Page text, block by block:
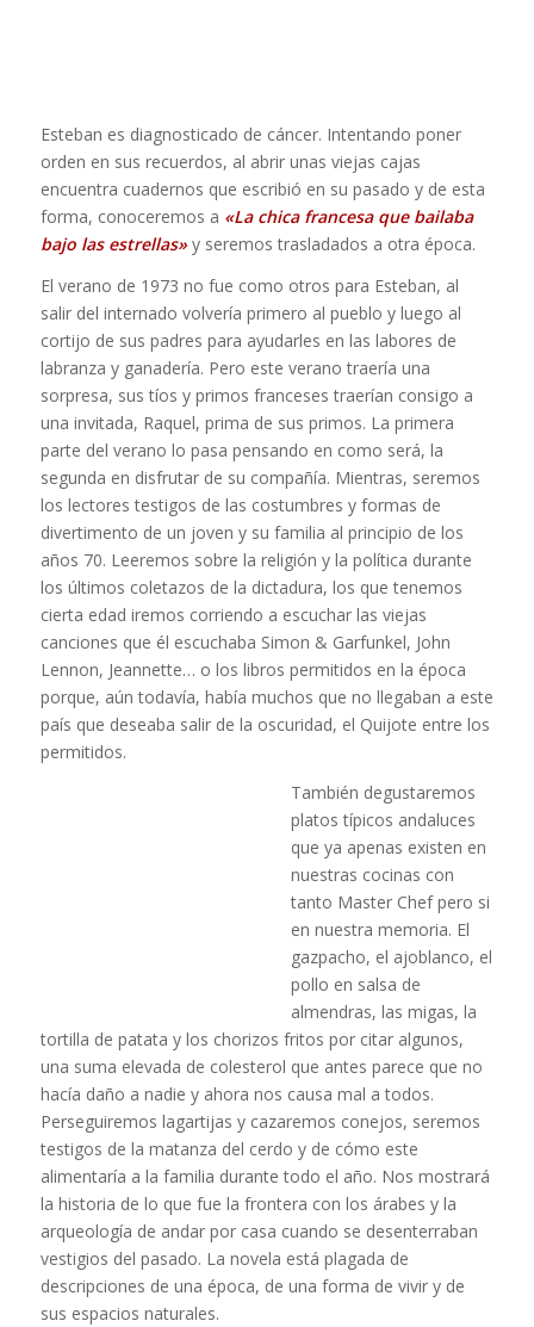
Esteban es diagnosticado de cáncer. Intentando poner
orden en sus recuerdos, al abrir unas viejas cajas
encuentra cuadernos que escribió en su pasado y de esta
forma, conoceremos a «La chica francesa que bailaba
bajo las estrellas»y seremos trasladados a otra época.
El verano de 1973 no fue como otros para Esteban, al
salir del internado volvería primero al pueblo y luego al
cortijo de sus padres para ayudarles en las labores de
labranza y ganadería. Pero este verano traería una
sorpresa, sus tíos y primos franceses traerían consigo a
una invitada, Raquel, prima de sus primos. La primera
parte del verano lo pasa pensando en como será, la
segunda en disfrutar de su compañía. Mientras, seremos
los lectores testigos de las costumbres y formas de
divertimento de un joven y su familia al principio de los
años 70. Leeremos sobre la religión y la política durante
los últimos coletazos de la dictadura, los que tenemos
cierta edad iremos corriendo a escuchar las viejas
canciones que él escuchaba Simon & Garfunkel, John
Lennon, Jeannette… o los libros permitidos en la época
porque, aún todavía, había muchos que no llegaban a este
país que deseaba salir de la oscuridad, el Quijote entre los
permitidos.
También degustaremos
platos típicos andaluces
que ya apenas existen en
nuestras cocinas con
tanto Master Chef pero si
en nuestra memoria. El
gazpacho, el ajoblanco, el
pollo en salsa de
almendras, las migas, la
tortilla de patata y los chorizos fritos por citar algunos,
una suma elevada de colesterol que antes parece que no
hacía daño a nadie y ahora nos causa mal a todos.
Perseguiremos lagartijas y cazaremos conejos, seremos
testigos de la matanza del cerdo y de cómo este
alimentaría a la familia durante todo el año. Nos mostrará
la historia de lo que fue la frontera con los árabes y la
arqueología de andar por casa cuando se desenterraban
vestigios del pasado. La novela está plagada de
descripciones de una época, de una forma de vivir y de
sus espacios naturales.